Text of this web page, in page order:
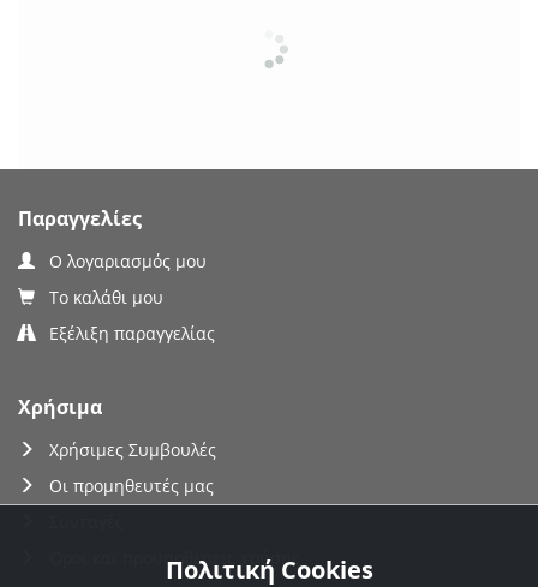
Παραγγελίες
Ο λογαριασμός μου
Το καλάθι μου
Εξέλιξη παραγγελίας
Χρήσιμα
Χρήσιμες Συμβουλές
Οι προμηθευτές μας
Όροι και προϋποθέσεις χρήσης
Πολιτική Cookies